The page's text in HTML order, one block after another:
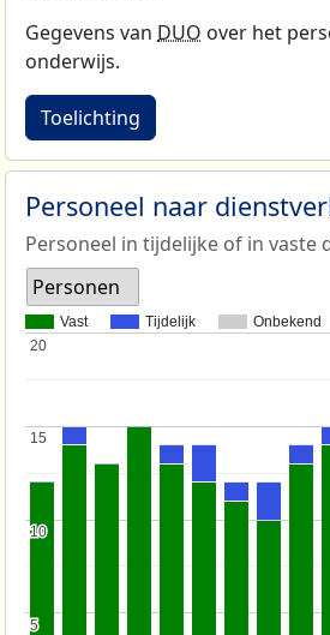
Gegevens van DUO over het
onderwijs.
Toelichting
Personeel naar
Personeel in tijdelijke of in vaste
Personen
Vast Tijdelijk Onbekend
5
5
10
10
15
15
20
20